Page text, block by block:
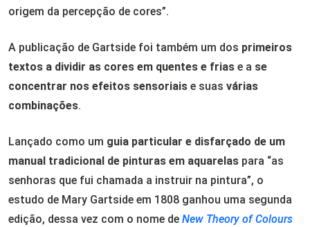
origem da percepção de cores”.
A publicação de Gartside foi também um dos primeiros
textos a dividir as cores em quentes e frias e a se
concentrar nos efeitos sensoriais e suas várias
combinações.
Lançado como um guia particular e disfarçado de um
manual tradicional de pinturas em aquarelas para “as
senhoras que fui chamada a instruir na pintura”, o
estudo de Mary Gartside em 1808 ganhou uma segunda
edição, dessa vez com o nome de New Theory of Colours